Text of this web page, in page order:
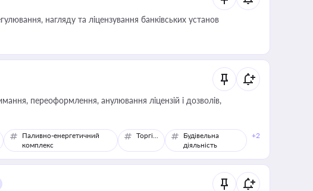
нагляду та ліцензування банківських установ
переоформлення, анулювання ліцензій і дозволів,
Паливно-енергетичний
комплекс
Торгівля
Будівельна
діяльність
+2